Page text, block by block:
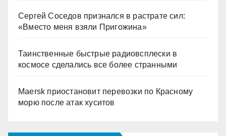
Сергей Соседов признался в растрате сил:
«Вместо меня взяли Пригожина»
Таинственные быстрые радиовсплески в
космосе сделались все более странными
Maersk приостановит перевозки по Красному
морю после атак хуситов